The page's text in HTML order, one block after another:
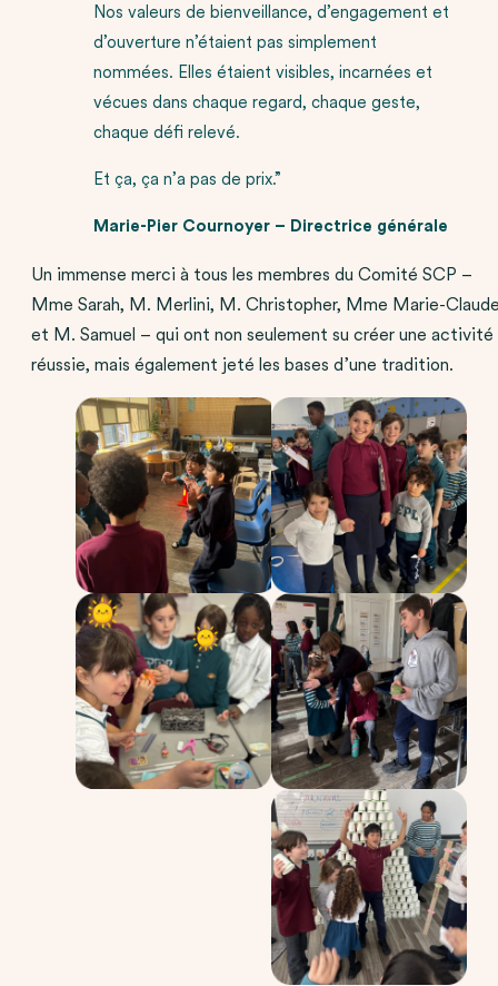
Nos valeurs de bienveillance, d’engagement et
d’ouverture n’étaient pas simplement
nommées. Elles étaient visibles, incarnées et
vécues dans chaque regard, chaque geste,
chaque défi relevé.
Et ça, ça n’a pas de prix.”
Marie-Pier Cournoyer – Directrice générale
Un immense merci à tous les membres du Comité SCP –
Mme Sarah, M. Merlini, M. Christopher, Mme Marie-
et M. Samuel – qui ont non seulement su créer une activité
réussie, mais également jeté les bases d’une tradition.